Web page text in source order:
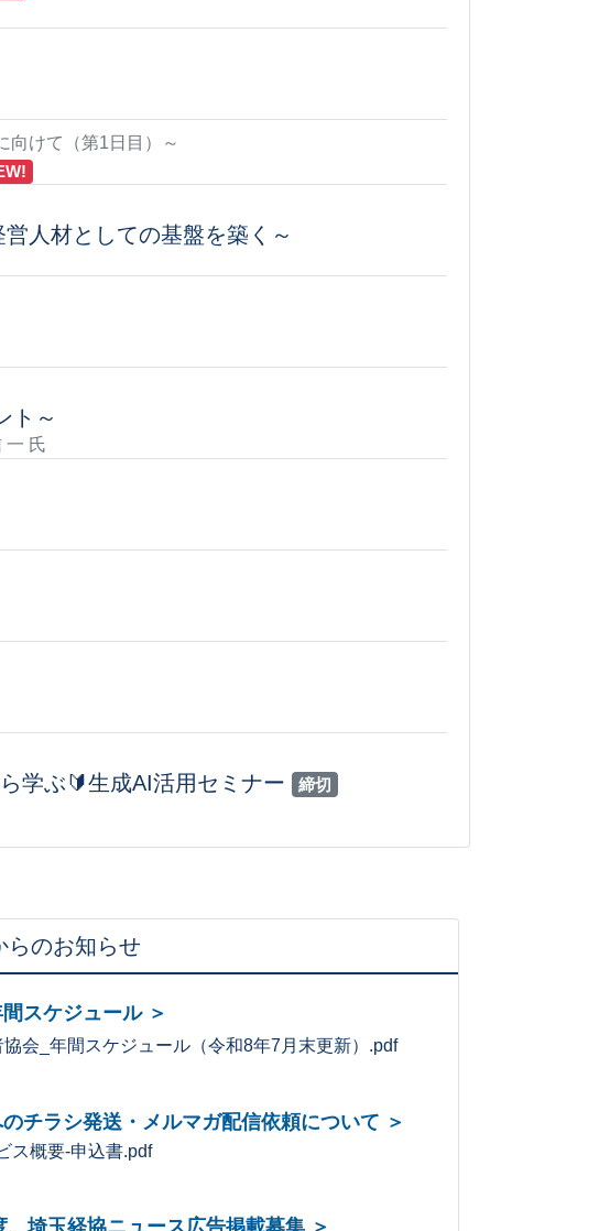
けて（第1日目）～
人材としての基盤を築く～
ト～
氏
学ぶ🔰生成AI活用セミナー
締切
のお知らせ
スケジュール ＞
会_年間スケジュール（令和8年7月末更新）.pdf
のチラシ発送・メルマガ配信依頼について ＞
ス概要-申込書.pdf
、埼玉経協ニュース広告掲載募集 ＞